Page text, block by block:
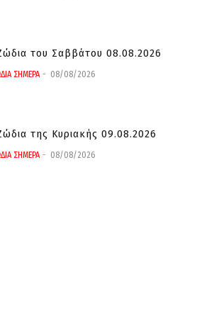
του Σαββάτου 08.08.2026
ΣΗΜΕΡΑ 08/08/2026
της Κυριακής 09.08.2026
ΣΗΜΕΡΑ 08/08/2026